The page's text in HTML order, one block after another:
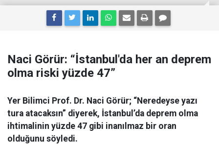
Naci Görür: “İstanbul'da her an deprem
olma riski yüzde 47”
Yer Bilimci Prof. Dr. Naci Görür; “Neredeyse yazı
tura atacaksın” diyerek, İstanbul’da deprem olma
ihtimalinin yüzde 47 gibi inanılmaz bir oran
olduğunu söyledi.